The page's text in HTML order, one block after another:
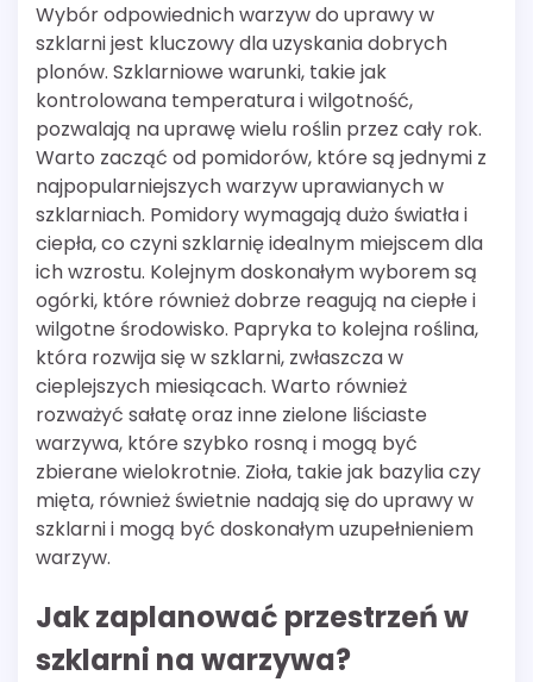
Wybór odpowiednich warzyw do uprawy w
szklarni jest kluczowy dla uzyskania dobrych
plonów. Szklarniowe warunki, takie jak
kontrolowana temperatura i wilgotność,
pozwalają na uprawę wielu roślin przez cały rok.
Warto zacząć od pomidorów, które są jednymi z
najpopularniejszych warzyw uprawianych w
szklarniach. Pomidory wymagają dużo światła i
ciepła, co czyni szklarnię idealnym miejscem dla
ich wzrostu. Kolejnym doskonałym wyborem są
ogórki, które również dobrze reagują na ciepłe i
wilgotne środowisko. Papryka to kolejna roślina,
która rozwija się w szklarni, zwłaszcza w
cieplejszych miesiącach. Warto również
rozważyć sałatę oraz inne zielone liściaste
warzywa, które szybko rosną i mogą być
zbierane wielokrotnie. Zioła, takie jak bazylia czy
mięta, również świetnie nadają się do uprawy w
szklarni i mogą być doskonałym uzupełnieniem
warzyw.
Jak zaplanować przestrzeń w
szklarni na warzywa?